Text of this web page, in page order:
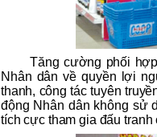
Tăng cường phối
Nhân dân về quyền lợi
thanh, công tác tuyên
động Nhân dân không sử
tích cực tham gia đấu